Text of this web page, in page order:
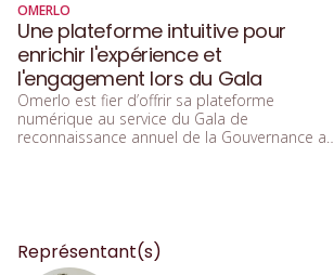
OMERLO
Une plateforme intuitive pour
enrichir l'expérience et
l'engagement lors du Gala
Omerlo est fier d’offrir sa plateforme
numérique au service du Gala de
reconnaissance annuel de la Gouvernance au
Représentant(s)